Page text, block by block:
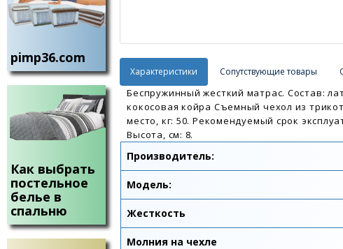
pimp36.com
Как выбрать
постельное
белье в
спальню
Характеристики Сопутствующие товары
Беспружинный жесткий матрас. Состав:
кокосовая койра Съемный чехол из
место, кг: 50. Рекомендуемый срок
Высота, см: 8.
Производитель:
Модель:
Жесткость
Молния на чехле